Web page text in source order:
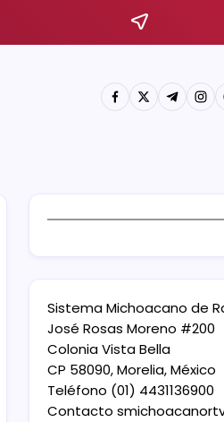
Sistema Michoacano de
José Rosas Moreno #200
Colonia Vista Bella
CP 58090, Morelia, México
Teléfono (01) 4431136900
Contacto